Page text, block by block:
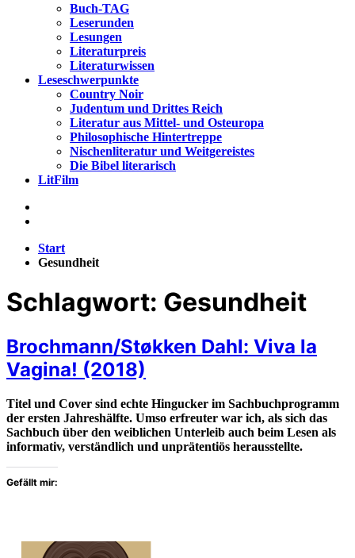
Buch-TAG
Leserunden
Lesungen
Literaturpreis
Literaturwissen
Leseschwerpunkte
Country Noir
Judentum und Drittes Reich
Literatur aus Mittel- und Osteuropa
Philosophische Hintertreppe
Nischenliteratur und Weitgereistes
Die Bibel literarisch
LitFilm
Start
Gesundheit
Schlagwort: Gesundheit
Brochmann/Støkken Dahl: Viva la
Vagina! (2018)
Titel und Cover sind echte Hingucker im Sachbuchprogramm
der ersten Jahreshälfte. Umso erfreuter war ich, als sich das
Sachbuch über den weiblichen Unterleib auch beim Lesen als
informativ, verständlich und unprätentiös herausstellte.
Gefällt mir: